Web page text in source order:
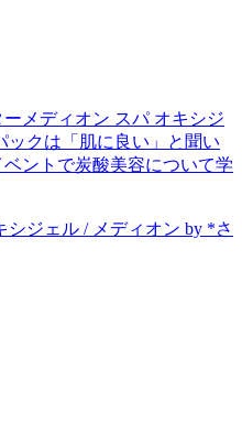
メディオン スパ オキシジ
ックは「肌に良い」と聞い
ントで炭酸美容について学